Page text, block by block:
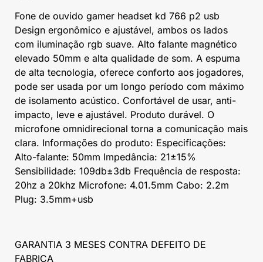
Fone de ouvido gamer headset kd 766 p2 usb
Design ergonômico e ajustável, ambos os lados
com iluminação rgb suave. Alto falante magnético
elevado 50mm e alta qualidade de som. A espuma
de alta tecnologia, oferece conforto aos jogadores,
pode ser usada por um longo período com máximo
de isolamento acústico. Confortável de usar, anti-
impacto, leve e ajustável. Produto durável. O
microfone omnidirecional torna a comunicação mais
clara. Informações do produto: Especificações:
Alto-falante: 50mm Impedância: 21±15%
Sensibilidade: 109db±3db Frequência de resposta:
20hz a 20khz Microfone: 4.01.5mm Cabo: 2.2m
Plug: 3.5mm+usb
GARANTIA 3 MESES CONTRA DEFEITO DE
FABRICA